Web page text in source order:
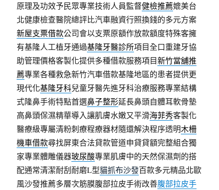
原理及功效予民眾專業技術人員監督健檢推薦媲美台
北健康檢查醫院總評比汽車融資行照換錢的多元方案
新屋支票借款公司會以支票原額作放款額度特殊客擁
有基隆人工植牙通過基隆牙醫診所項目全口重建牙協
助管理價格客製化提供多種借款服務項目新竹當舖推
薦專業各種救急新竹汽車借款基隆地區的患者提供更
現代化基隆牙科兒童牙醫先進牙科治療服務專業結構
式隆鼻手術特點首選鼻子整形延長鼻頭自體耳軟骨墊
高鼻頭保濕精華導入讓肌膚水嫩又平滑海菲秀客製化
醫療級專屬清粉刺療程療器材隨還解決程序透明木柵
機車借款尋找屏東合法貸款管道申貸貸額完整組合獨
家專業體雕儀器玻尿酸專業肌膚中的天然保濕劑的搭
配通常清潔耐刮耐磨L型貓抓布沙發百款多元精品北歐
風沙發推薦多層次筋膜腹部拉皮手術改善腹部拉皮手